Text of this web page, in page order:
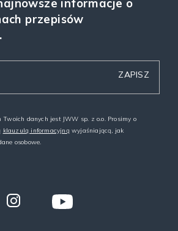
informacje o
przepisów
danych jest JWW sp. z o.o. Prosimy o
klauzulą informacyjną wyjaśniającą, jak
osobowe.